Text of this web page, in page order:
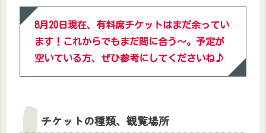
8月20日現在、有料席チケットはまだ余ってい
ます！これからでもまだ間に合う～。予定が
空いている方、ぜひ参考にしてくださいね♪
チケットの種類、観覧場所